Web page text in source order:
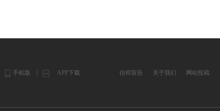
手机版 APP下载 信仰宣告 关于我们 网站投稿